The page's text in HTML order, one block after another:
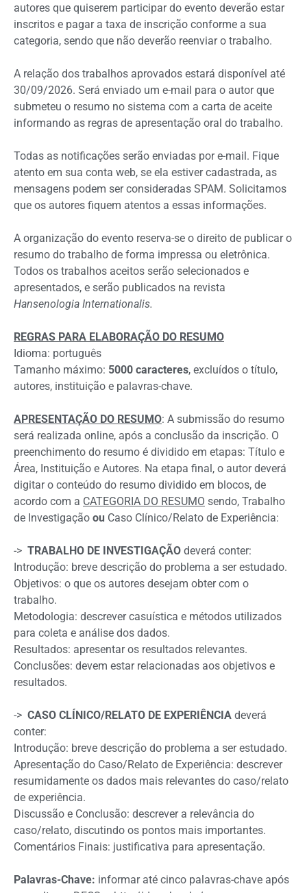
autores que quiserem participar do evento deverão estar
inscritos e pagar a taxa de inscrição conforme a sua
categoria, sendo que não deverão reenviar o trabalho.
A relação dos trabalhos aprovados estará disponível até
30/09/2026. Será enviado um e-mail para o autor que
submeteu o resumo no sistema com a carta de aceite
informando as regras de apresentação oral do trabalho.
Todas as notificações serão enviadas por e-mail. Fique
atento em sua conta web, se ela estiver cadastrada, as
mensagens podem ser consideradas SPAM. Solicitamos
que os autores fiquem atentos a essas informações.
A organização do evento reserva-se o direito de publicar o
resumo do trabalho de forma impressa ou eletrônica.
Todos os trabalhos aceitos serão selecionados e
apresentados, e serão publicados na revista
Hansenologia Internationalis.
REGRAS PARA ELABORAÇÃO DO RESUMO
Idioma: português
Tamanho máximo: 5000 caracteres, excluídos o título,
autores, instituição e palavras-chave.
APRESENTAÇÃO DO RESUMO: A submissão do resumo
será realizada online, após a conclusão da inscrição. O
preenchimento do resumo é dividido em etapas: Título e
Área, Instituição e Autores. Na etapa final, o autor deverá
digitar o conteúdo do resumo dividido em blocos, de
acordo com a CATEGORIA DO RESUMO sendo, Trabalho
de Investigação ou Caso Clínico/Relato de Experiência:
-> TRABALHO DE INVESTIGAÇÃO deverá conter:
Introdução: breve descrição do problema a ser estudado.
Objetivos: o que os autores desejam obter com o
trabalho.
Metodologia: descrever casuística e métodos utilizados
para coleta e análise dos dados.
Resultados: apresentar os resultados relevantes.
Conclusões: devem estar relacionadas aos objetivos e
resultados.
-> CASO CLÍNICO/RELATO DE EXPERIÊNCIA deverá
conter:
Introdução: breve descrição do problema a ser estudado.
Apresentação do Caso/Relato de Experiência: descrever
resumidamente os dados mais relevantes do caso/relato
de experiência.
Discussão e Conclusão: descrever a relevância do
caso/relato, discutindo os pontos mais importantes.
Comentários Finais: justificativa para apresentação.
Palavras-Chave: informar até cinco palavras-chave após